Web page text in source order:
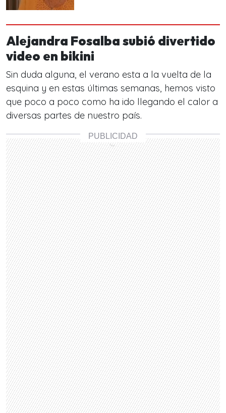
Alejandra Fosalba subió divertido
video en bikini
Sin duda alguna, el verano esta a la vuelta de la
esquina y en estas últimas semanas, hemos visto
que poco a poco como ha ido llegando el calor a
diversas partes de nuestro país.